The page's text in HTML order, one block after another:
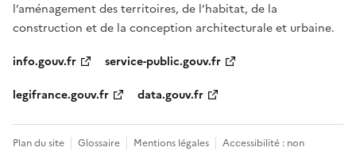
l’aménagement des territoires, de l’habitat, de la
construction et de la conception architecturale et urbaine.
info.gouv.fr
service-public.gouv.fr
legifrance.gouv.fr
data.gouv.fr
Plan du site Glossaire Mentions légales
Accessibilité : non